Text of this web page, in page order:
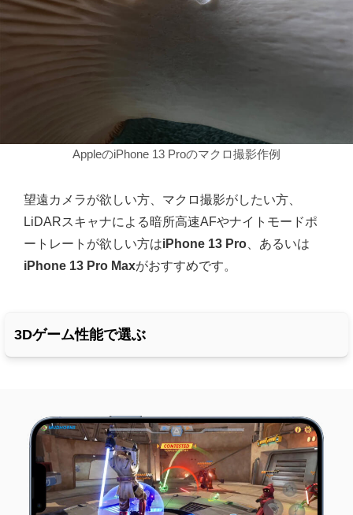
AppleのiPhone 13 Proのマクロ撮影作例
望遠カメラが欲しい方、マクロ撮影がしたい方、
LiDARスキャナによる暗所高速AFやナイトモードポ
ートレートが欲しい方はiPhone 13 Pro 、あるいは
iPhone 13 Pro Maxがおすすめです。
3Dゲーム性能で選ぶ